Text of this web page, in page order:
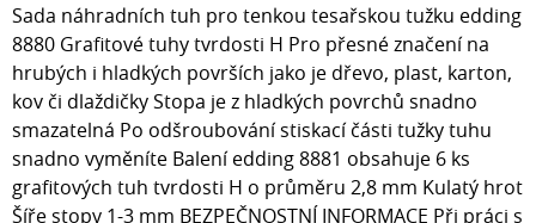
Sada náhradních tuh pro tenkou tesařskou tužku edding
8880 Grafitové tuhy tvrdosti H Pro přesné značení na
hrubých i hladkých površích jako je dřevo, plast, karton,
kov či dlaždičky Stopa je z hladkých povrchů snadno
smazatelná Po odšroubování stiskací části tužky tuhu
snadno vyměníte Balení edding 8881 obsahuje 6 ks
grafitových tuh tvrdosti H o průměru 2,8 mm Kulatý hrot
Šíře stopy 1-3 mm BEZPEČNOSTNÍ INFORMACE Při práci s